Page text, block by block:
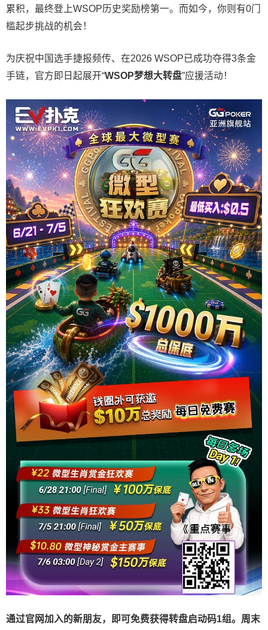
累积，最终登上WSOP历史奖励榜第一。而如今，你则有0门
槛起步挑战的机会！
为庆祝中国选手捷报频传、在2026 WSOP已成功夺得3条金
手链，官方即日起展开“WSOP梦想大转盘”应援活动！
通过官网加入的新朋友，即可免费获得转盘启动码1组。周末